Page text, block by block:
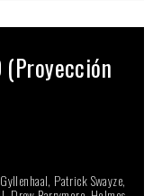
(Proyección
Patrick Swayze,